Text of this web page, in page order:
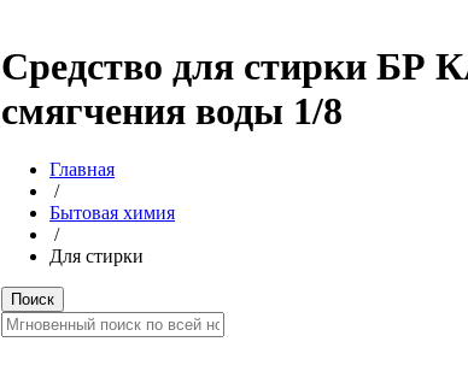
Средство для стирки
смягчения воды 1/8
Главная
/
Бытовая химия
/
Для стирки